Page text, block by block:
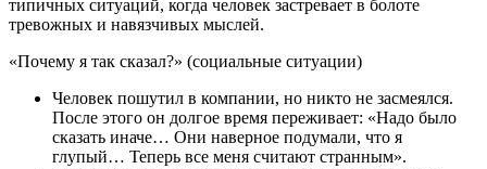
типичных ситуаций, когда человек застревает в болоте
тревожных и навязчивых мыслей.
«Почему я так сказал?» (социальные ситуации)
Человек пошутил в компании, но никто не засмеялся.
После этого он долгое время переживает: «Надо было
сказать иначе… Они наверное подумали, что я
глупый… Теперь все меня считают странным».